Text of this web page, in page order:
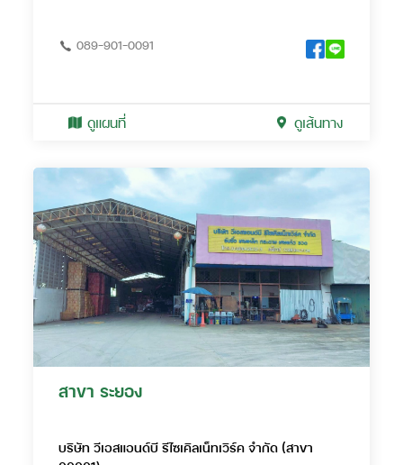
089-901-0091
ดูแผนที่ ดูเส้นทาง
สาขา ระยอง
บริษัท วีเอสแอนด์บี รีไซเคิลเน็ทเวิร์ค จำกัด (สาขา